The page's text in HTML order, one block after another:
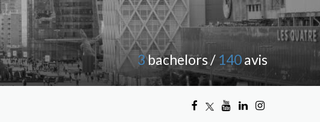
3bachelors / 140avis